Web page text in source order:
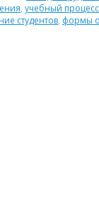
, учебный процесс
студентов, формы